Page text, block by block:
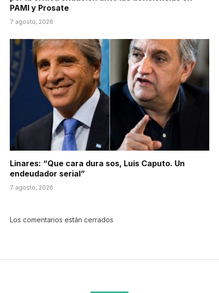
PAMI y Prosate
7 agosto, 2026
Linares: “Que cara dura sos, Luis Caputo. Un
endeudador serial”
7 agosto, 2026
Los comentarios están cerrados